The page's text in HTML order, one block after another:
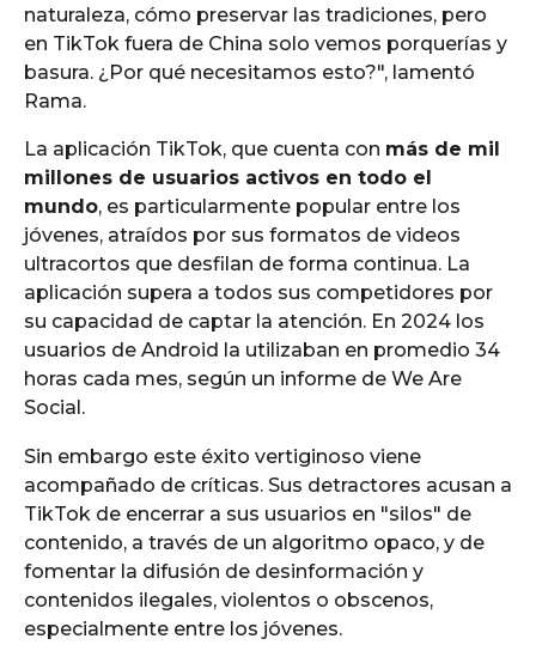
naturaleza, cómo preservar las tradiciones, pero
en TikTok fuera de China solo vemos porquerías y
basura. ¿Por qué necesitamos esto?", lamentó
Rama.
La aplicación TikTok, que cuenta con más de mil
millones de usuarios activos en todo el
mundo, es particularmente popular entre los
jóvenes, atraídos por sus formatos de videos
ultracortos que desfilan de forma continua. La
aplicación supera a todos sus competidores por
su capacidad de captar la atención. En 2024 los
usuarios de Android la utilizaban en promedio 34
horas cada mes, según un informe de We Are
Social.
Sin embargo este éxito vertiginoso viene
acompañado de críticas. Sus detractores acusan a
TikTok de encerrar a sus usuarios en "silos" de
contenido, a través de un algoritmo opaco, y de
fomentar la difusión de desinformación y
contenidos ilegales, violentos o obscenos,
especialmente entre los jóvenes.